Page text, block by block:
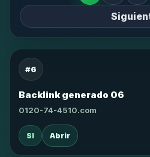
#6
Backlink generado 06
0120-74-4510.com
SI Abrir